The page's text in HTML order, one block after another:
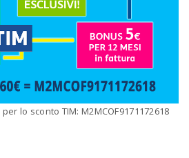
lo sconto TIM: M2MCOF9171172618